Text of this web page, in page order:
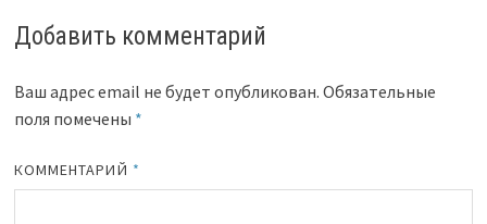
Добавить комментарий
Ваш адрес email не будет опубликован. Обязательные
поля помечены *
КОММЕНТАРИЙ *